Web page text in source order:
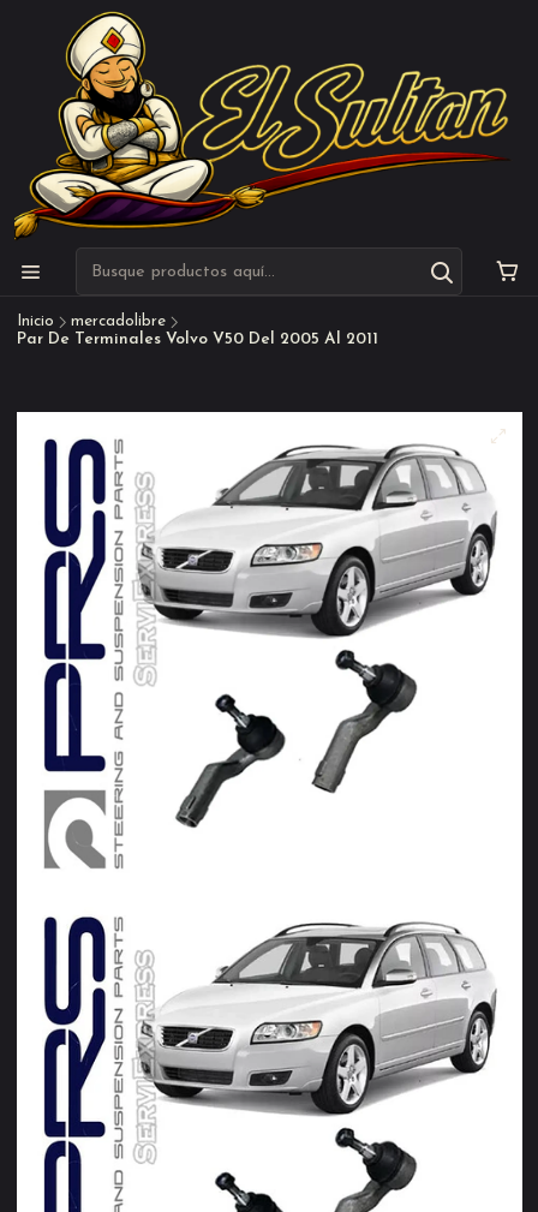
Inicio
mercadolibre
Par De Terminales Volvo V50 Del 2005 Al 2011